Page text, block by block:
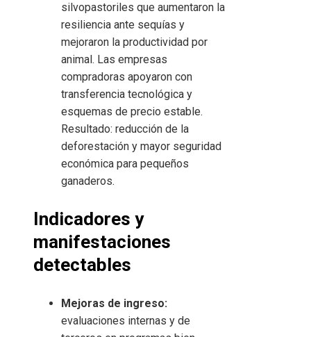
silvopastoriles que aumentaron la
resiliencia ante sequías y
mejoraron la productividad por
animal. Las empresas
compradoras apoyaron con
transferencia tecnológica y
esquemas de precio estable.
Resultado: reducción de la
deforestación y mayor seguridad
económica para pequeños
ganaderos.
Indicadores y
manifestaciones
detectables
Mejoras de ingreso:
evaluaciones internas y de